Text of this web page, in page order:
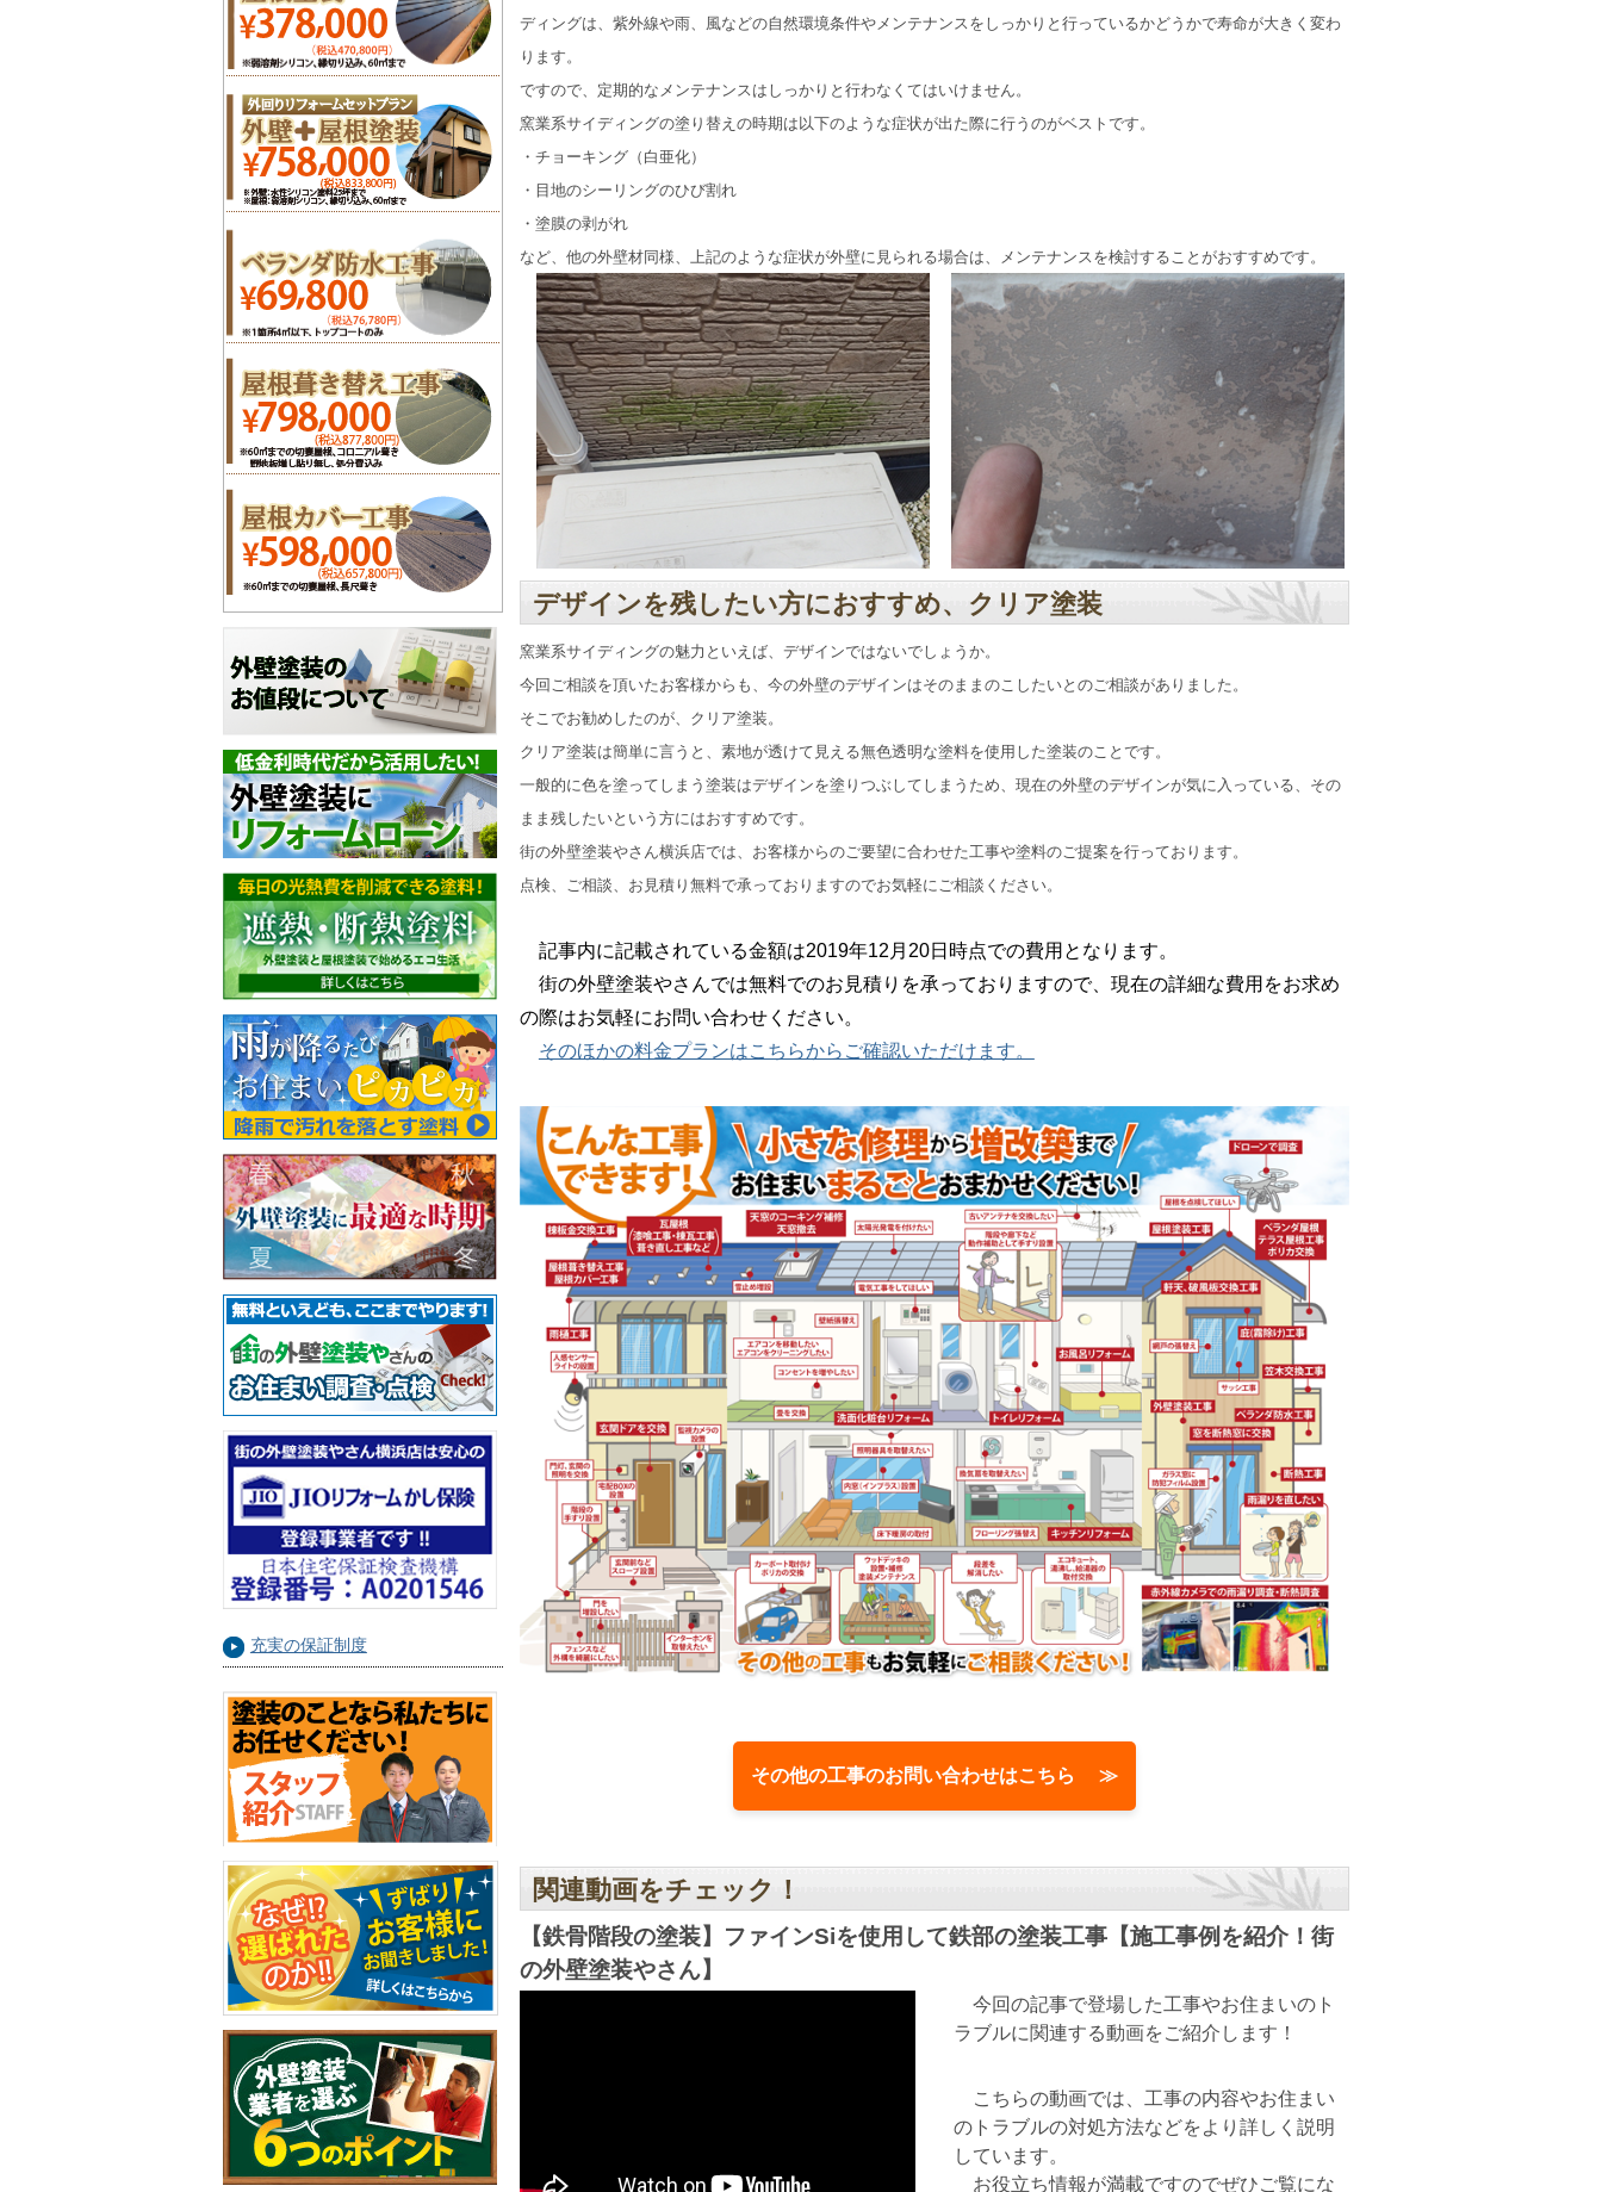
充実の保証制度
ディングは、紫外線や雨、風などの自然環境条件やメンテナンスをしっかりと行っているかどうかで寿命が大きく変わ
ります。
ですので、定期的なメンテナンスはしっかりと行わなくてはいけません。
窯業系サイディングの塗り替えの時期は以下のような症状が出た際に行うのがベストです。
・チョーキング（白亜化）
・目地のシーリングのひび割れ
・塗膜の剥がれ
など、他の外壁材同様、上記のような症状が外壁に見られる場合は、メンテナンスを検討することがおすすめです。
デザインを残したい方におすすめ、クリア塗装
窯業系サイディングの魅力といえば、デザインではないでしょうか。
今回ご相談を頂いたお客様からも、今の外壁のデザインはそのままのこしたいとのご相談がありました。
そこでお勧めしたのが、クリア塗装。
クリア塗装は簡単に言うと、素地が透けて見える無色透明な塗料を使用した塗装のことです。
一般的に色を塗ってしまう塗装はデザインを塗りつぶしてしまうため、現在の外壁のデザインが気に入っている、その
まま残したいという方にはおすすめです。
街の外壁塗装やさん横浜店では、お客様からのご要望に合わせた工事や塗料のご提案を行っております。
点検、ご相談、お見積り無料で承っておりますのでお気軽にご相談ください。
記事内に記載されている金額は2019年12月20日時点での費用となります。
街の外壁塗装やさんでは無料でのお見積りを承っておりますので、現在の詳細な費用をお求め
の際はお気軽にお問い合わせください。
そのほかの料金プランはこちらからご確認いただけます。
その他の工事のお問い合わせはこちら ≫
関連動画をチェック！
【鉄骨階段の塗装】ファインSiを使用して鉄部の塗装工事【施工事例を紹介！街
の外壁塗装やさん】
今回の記事で登場した工事やお住まいのト
ラブルに関連する動画をご紹介します！
こちらの動画では、工事の内容やお住まい
のトラブルの対処方法などをより詳しく説明
しています。
お役立ち情報が満載ですのでぜひご覧にな